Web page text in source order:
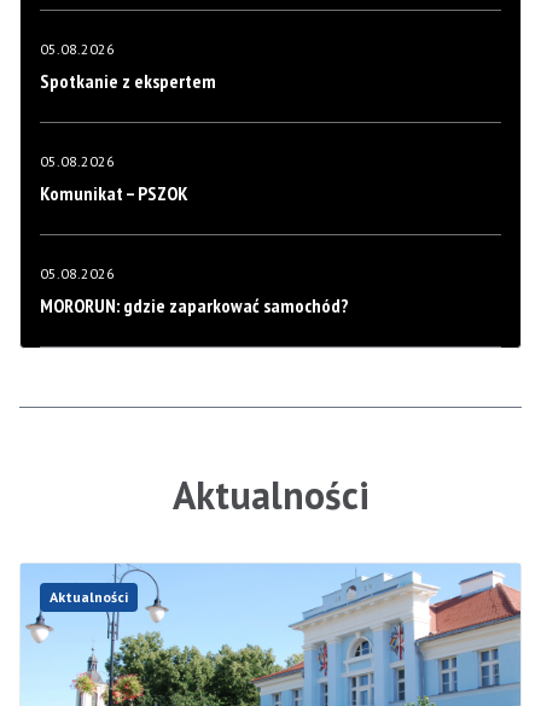
05.08.2026
Spotkanie z ekspertem
05.08.2026
Komunikat – PSZOK
05.08.2026
MORORUN: gdzie zaparkować samochód?
Aktualności
Aktualności